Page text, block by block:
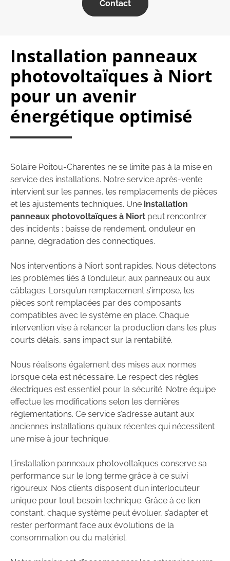
Contact
Installation panneaux
photovoltaïques à Niort
pour un avenir
énergétique optimisé
Solaire Poitou-Charentes ne se limite pas à la mise en
service des installations. Notre service après-vente
intervient sur les pannes, les remplacements de pièces
et les ajustements techniques. Une installation
panneaux photovoltaïques à Niort peut rencontrer
des incidents : baisse de rendement, onduleur en
panne, dégradation des connectiques.
Nos interventions à Niort sont rapides. Nous détectons
les problèmes liés à l’onduleur, aux panneaux ou aux
câblages. Lorsqu’un remplacement s’impose, les
pièces sont remplacées par des composants
compatibles avec le système en place. Chaque
intervention vise à relancer la production dans les plus
courts délais, sans impact sur la rentabilité.
Nous réalisons également des mises aux normes
lorsque cela est nécessaire. Le respect des règles
électriques est essentiel pour la sécurité. Notre équipe
effectue les modifications selon les dernières
réglementations. Ce service s’adresse autant aux
anciennes installations qu’aux récentes qui nécessitent
une mise à jour technique.
L’installation panneaux photovoltaïques conserve sa
performance sur le long terme grâce à ce suivi
rigoureux. Nos clients disposent d’un interlocuteur
unique pour tout besoin technique. Grâce à ce lien
constant, chaque système peut évoluer, s’adapter et
rester performant face aux évolutions de la
consommation ou du matériel.